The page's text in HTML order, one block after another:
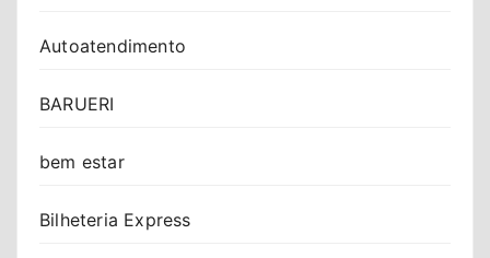
Autoatendimento
BARUERI
bem estar
Bilheteria Express